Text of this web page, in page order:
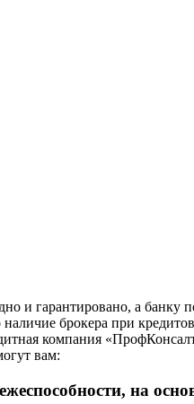
и гарантировано, а банку
брокера при
компания «Проф
вам:
на